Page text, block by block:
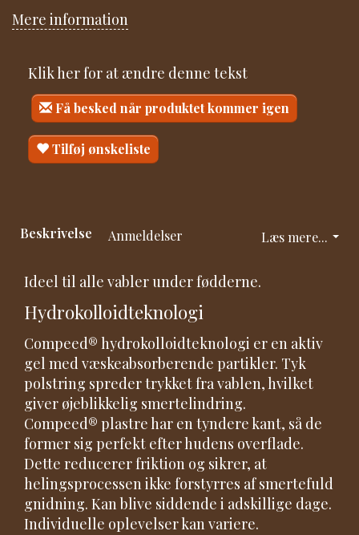
Mere information
Klik her for at ændre denne tekst
Få besked når produktet kommer igen
Tilføj ønskeliste
Læs mere...
Beskrivelse Anmeldelser
Ideel til alle vabler under fødderne.
Hydrokolloidteknologi
Compeed® hydrokolloidteknologi er en aktiv
gel med væskeabsorberende partikler. Tyk
polstring spreder trykket fra vablen, hvilket
giver øjeblikkelig smertelindring.
Compeed® plastre har en tyndere kant, så de
former sig perfekt efter hudens overflade.
Dette reducerer friktion og sikrer, at
helingsprocessen ikke forstyrres af smertefuld
gnidning. Kan blive siddende i adskillige dage.
Individuelle oplevelser kan variere.